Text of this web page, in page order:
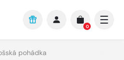
0
pohádka